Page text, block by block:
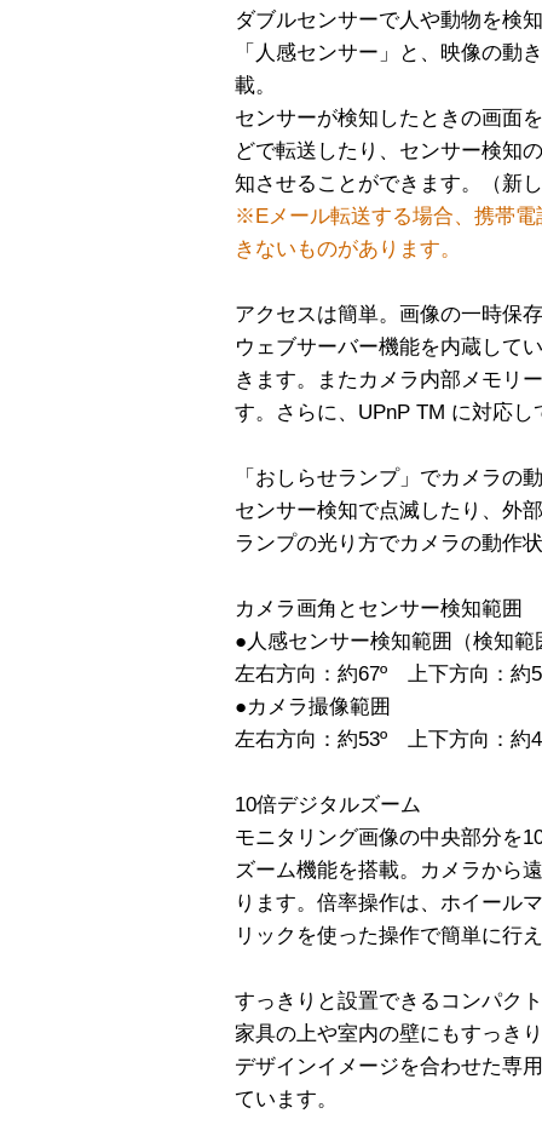
ダブルセンサーで人や動物を検
「人感センサー」と、映像の動
載。
センサーが検知したときの画面
どで転送したり、センサー検知
知させることができます。（新
※Eメール転送する場合、携帯
きないものがあります。
アクセスは簡単。画像の一時保
ウェブサーバー機能を内蔵して
きます。またカメラ内部メモリ
す。さらに、UPnP TM に対応
「おしらせランプ」でカメラの
センサー検知で点滅したり、外
ランプの光り方でカメラの動作
カメラ画角とセンサー検知範囲
●人感センサー検知範囲（検知範
左右方向：約67º 上下方向：約
●カメラ撮像範囲
左右方向：約53º 上下方向：約
10倍デジタルズーム
モニタリング画像の中央部分を
ズーム機能を搭載。カメラから
ります。倍率操作は、ホイール
リックを使った操作で簡単に行
すっきりと設置できるコンパク
家具の上や室内の壁にもすっき
デザインイメージを合わせた専
ています。